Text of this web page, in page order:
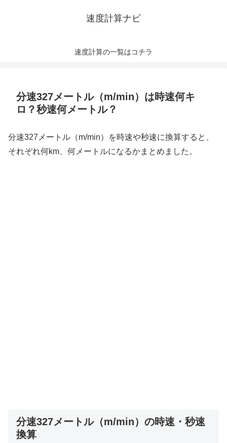
速度計算ナビ
速度計算の一覧はコチラ
分速327メートル（m/min）は時速何キ
ロ？秒速何メートル？
分速327メートル（m/min）を時速や秒速に換算すると、
それぞれ何km、何メートルになるかまとめました。
分速327メートル（m/min）の時速・秒速
換算